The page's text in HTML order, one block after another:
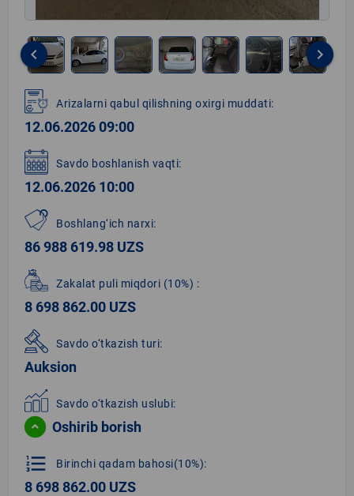
1
of
8
keyboard_arrow_left keyboard_arrow_right
Arizalarni qabul qilishning oxirgi muddati:
12.06.2026 09:00
Savdo boshlanish vaqti:
12.06.2026 10:00
Boshlang‘ich narxi:
86 988 619.98 UZS
Zakalat puli miqdori (10%) :
8 698 862.00 UZS
Savdo o‘tkazish turi:
Auksion
Savdo o‘tkazish uslubi:
Oshirib borish
format_list_numbered Birinchi qadam bahosi(10%):
8 698 862.00 UZS